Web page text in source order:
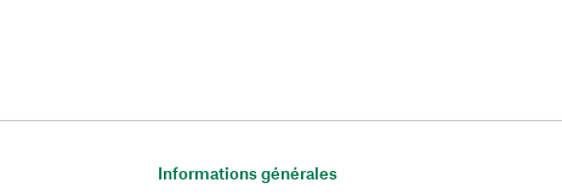
Informations générales